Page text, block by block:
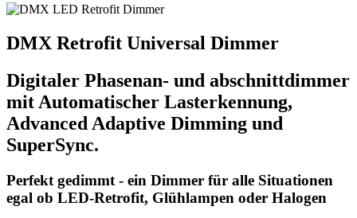
DMX Retrofit Universal Dimmer
Digitaler Phasenan- und abschnittdimmer
mit Automatischer Lasterkennung,
Advanced Adaptive Dimming und
SuperSync.
Perfekt gedimmt - ein Dimmer für alle Situationen
egal ob LED-Retrofit, Glühlampen oder Halogen